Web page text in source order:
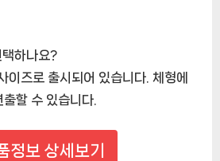
하나요?
이즈로 출시되어 있습니다. 체형에
할 수 있습니다.
정보 상세보기